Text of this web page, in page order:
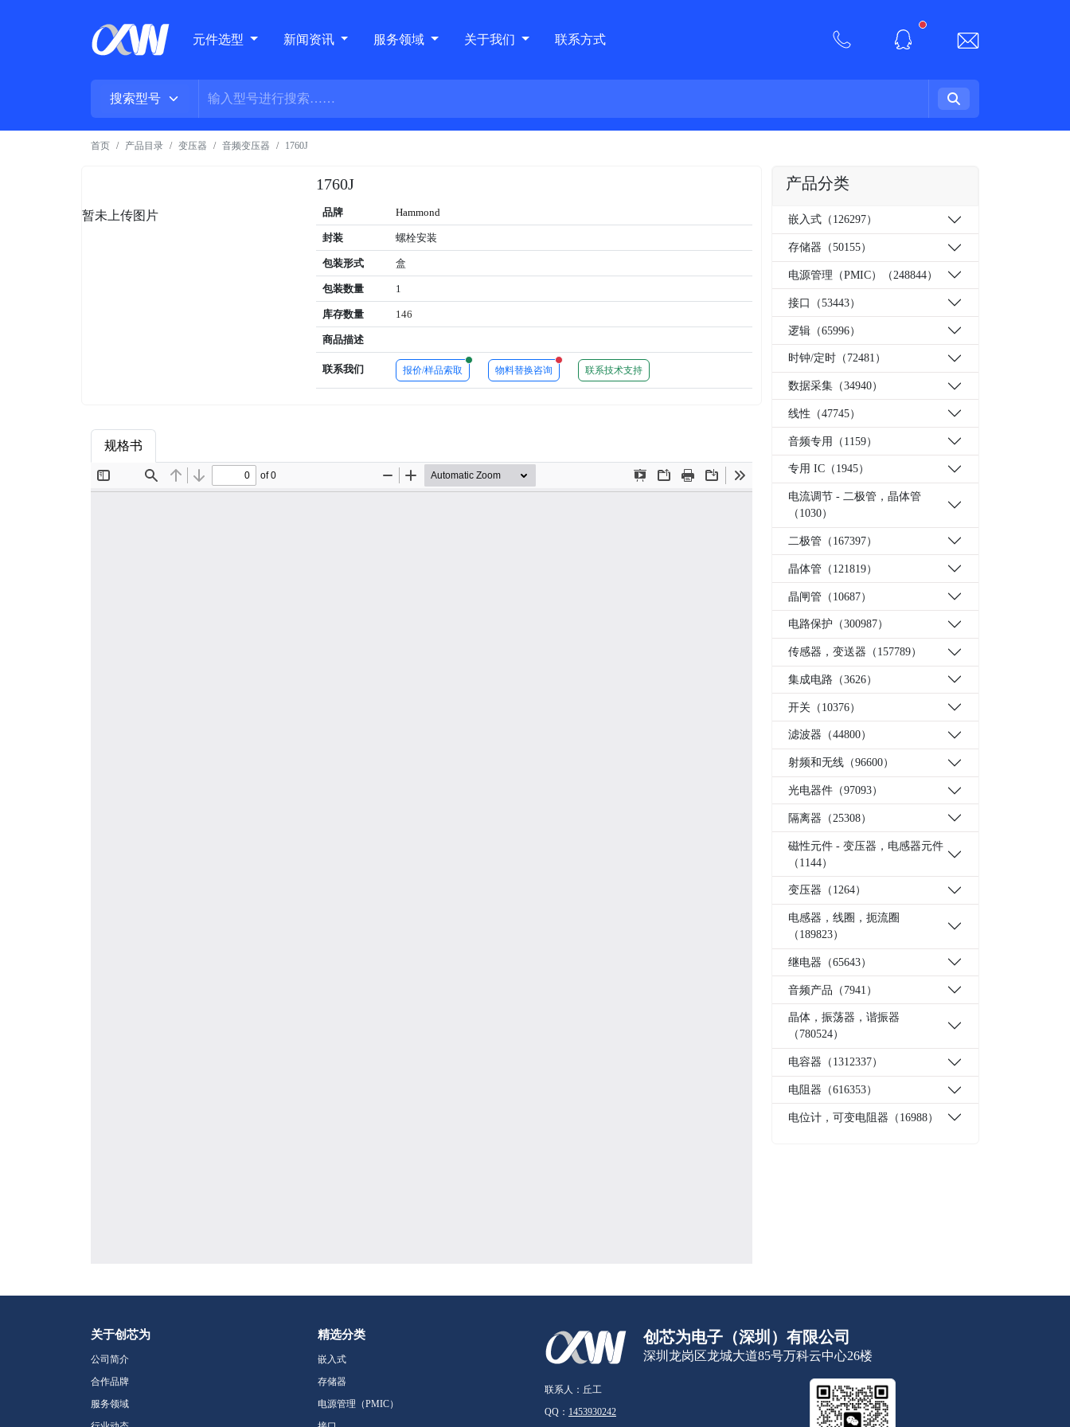
元件选型 新闻资讯 服务领域 关于我们 联系方式 New alerts
首页 产品目录 变压器 音频变压器 1760J
暂未上传图片
1760J
品牌 Hammond
封装 螺栓安装
包装形式 盒
包装数量 1
库存数量 146
商品描述
联系我们 报价/样品索取 New alerts物料替换咨询 New alerts联系技术支持
规格书
产品分类
嵌入式（126297）
存储器（50155）
电源管理（PMIC）（248844）
接口（53443）
逻辑（65996）
时钟/定时（72481）
数据采集（34940）
线性（47745）
音频专用（1159）
专用 IC（1945）
电流调节 - 二极管，晶体管
（1030）
二极管（167397）
晶体管（121819）
晶闸管（10687）
电路保护（300987）
传感器，变送器（157789）
集成电路（3626）
开关（10376）
滤波器（44800）
射频和无线（96600）
光电器件（97093）
隔离器（25308）
磁性元件 - 变压器，电感器元件
（1144）
变压器（1264）
电感器，线圈，扼流圈
（189823）
继电器（65643）
音频产品（7941）
晶体，振荡器，谐振器
（780524）
电容器（1312337）
电阻器（616353）
电位计，可变电阻器（16988）
关于创芯为
公司简介
合作品牌
服务领域
精选分类
嵌入式
存储器
电源管理（PMIC）
创芯为电子（深圳）有限公司
深圳龙岗区龙城大道85号万科云中心26楼
联系人：丘工
QQ： 1453930242